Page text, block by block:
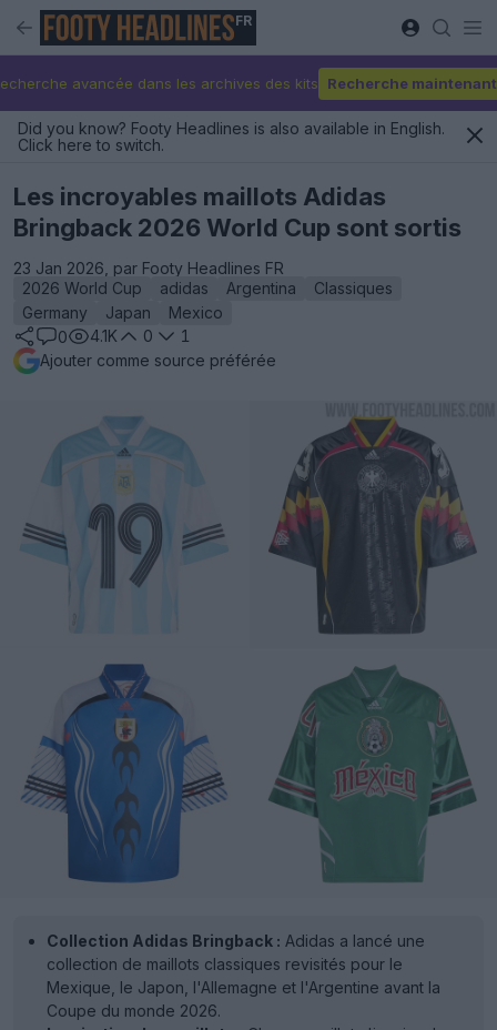
FR
avancée dans les archives des kits Recherche maintenant
Did you know? Footy Headlines is also available in English.
Click here to switch.
Les incroyables maillots Adidas
Bringback 2026 World Cup sont sortis
23 Jan 2026, par Footy Headlines FR
2026 World Cup
adidas Argentina
Classiques
Germany
Japan
Mexico
0
4.1K 0
1
Ajouter comme source préférée
Collection Adidas Bringback : Adidas a lancé une
collection de maillots classiques revisités pour le
Mexique, le Japon, l'Allemagne et l'Argentine avant la
Coupe du monde 2026.